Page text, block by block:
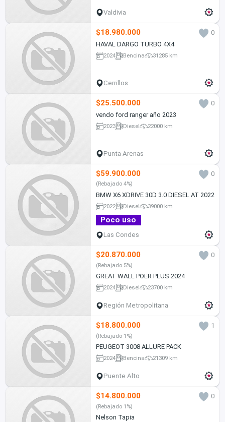
Valdivia
$18.980.000
0
HAVAL DARGO TURBO 4X4
2024 Bencina 31285 km
Cerrillos
$25.500.000
0
vendo ford ranger año 2023
2023 Diesel 22000 km
Punta Arenas
$59.900.000 0
(Rebajado 4%)
BMW X6 XDRIVE 30D 3.0 DIESEL AT 2022
2022 Diesel 39000 km
Poco uso
Las Condes
$20.870.000 0
(Rebajado 5%)
GREAT WALL POER PLUS 2024
2024 Diesel 23700 km
Región Metropolitana
$18.800.000 1
(Rebajado 1%)
PEUGEOT 3008 ALLURE PACK
2024 Bencina 21309 km
Puente Alto
$14.800.000 0
(Rebajado 1%)
Nelson Tapia